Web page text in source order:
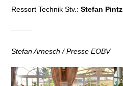
Ressort Technik Stv.:Stefan Pintz
———
Stefan Arnesch / Presse EOBV